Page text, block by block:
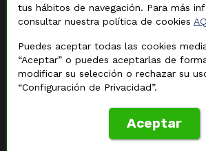
tus hábitos de navegación. Para más
consultar nuestra política de cookies
Puedes aceptar todas las cookies
“Aceptar” o puedes aceptarlas de
modificar su selección o rechazar su
“Configuración de Privacidad”.
Aceptar